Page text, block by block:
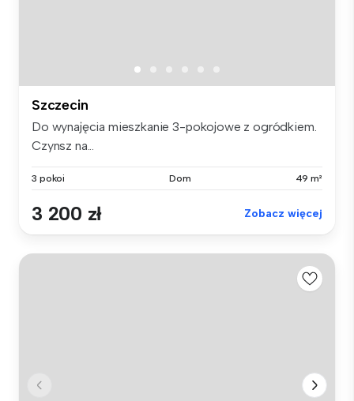
Szczecin
Do wynajęcia mieszkanie 3-pokojowe z ogródkiem.
Czynsz na...
3 pokoi Dom 49 m²
3 200 zł Zobacz więcej